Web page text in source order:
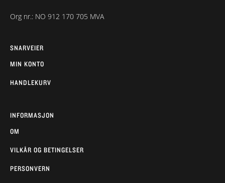
Org nr.: NO 912 170 705 MVA
SNARVEIER
MIN KONTO
HANDLEKURV
INFORMASJON
OM
VILKÅR OG BETINGELSER
PERSONVERN